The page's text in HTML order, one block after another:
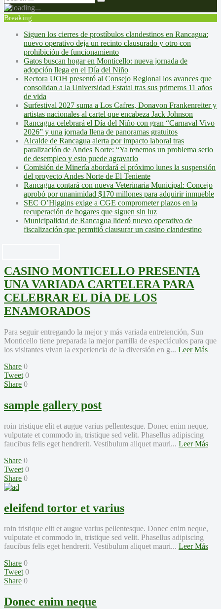
Breaking
Siguen los cierres de prostíbulos clandestinos en Rancagua:
nuevo operativo deja un recinto clausurado y otro con
prohibición de funcionamiento
Gatos buscan hogar en Monticello: nueva jornada de
adopción llega en el Día del Niño
Rectora UOH presentó al Consejo Regional los avances que
consolidan a la Universidad Estatal tras sus primeros 11 años
de vida
Surfestival 2027 suma a Los Cafres, Donavon Frankenreiter y
artistas nacionales al cartel que encabeza Jack Johnson
Rancagua celebrará el Día del Niño con gran “Carnaval Vivo
2026” y una jornada llena de panoramas gratuitos
Alcalde de Rancagua alerta por impacto laboral tras
paralización de Andes Norte: “Ya tenemos un problema serio
de desempleo y esto puede agravarlo
Comisión de Minería abordará el próximo lunes la suspensión
del proyecto Andes Norte de El Teniente
Rancagua contará con nueva Veterinaria Municipal: Concejo
aprobó por unanimidad $170 millones para adquirir inmueble
SEC O’Higgins exige a CGE comprometer plazos en la
recuperación de hogares que siguen sin luz
Municipalidad de Rancagua lideró nuevo operativo de
fiscalización que permitió clausurar un casino clandestino
CASINO MONTICELLO PRESENTA
UNA VARIADA CARTELERA PARA
CELEBRAR EL DÍA DE LOS
ENAMORADOS
Para seguir entregando la mejor y más variada entretención, Sun
Monticello tiene preparada la mejor parrilla de espectáculos para que
los visitantes vivan la experiencia de la diversión en g... Leer Más
Share 0
Tweet 0
Share 0
sample gallery post
roin tristique elit et augue varius pellentesque. Donec enim neque,
vulputate et commodo in, tristique sed velit. Phasellus adipiscing
faucibus felis eget hendrerit. Vestibulum aliquet mauri... Leer Más
Share 0
Tweet 0
Share 0
eleifend tortor et varius
roin tristique elit et augue varius pellentesque. Donec enim neque,
vulputate et commodo in, tristique sed velit. Phasellus adipiscing
faucibus felis eget hendrerit. Vestibulum aliquet mauri... Leer Más
Share 0
Tweet 0
Share 0
Donec enim neque